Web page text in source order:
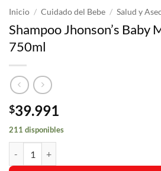
Inicio / Cuidado del Bebe / Salud y
Shampoo Jhonson’s Baby
750ml
$39.991
211 disponibles